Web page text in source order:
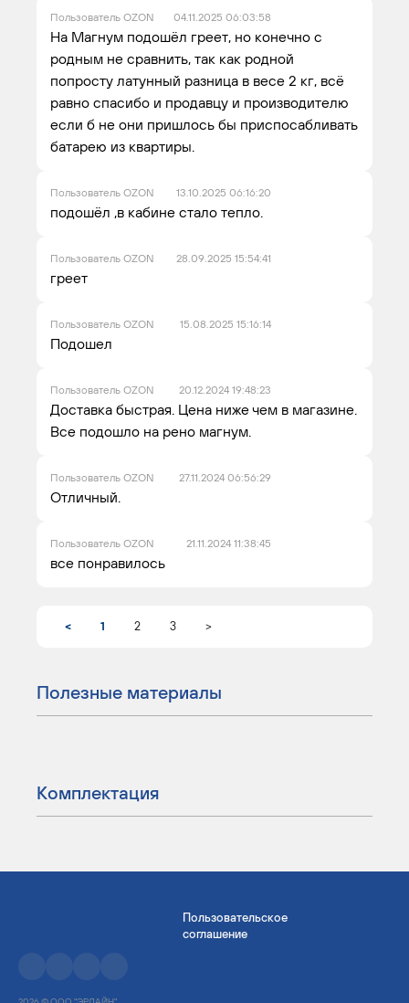
Пользователь OZON 04.11.2025 06:03:58
На Магнум подошёл греет, но конечно с
родным не сравнить, так как родной
попросту латунный разница в весе 2 кг, всё
равно спасибо и продавцу и производителю
если б не они пришлось бы приспосабливать
батарею из квартиры.
Пользователь OZON 13.10.2025 06:16:20
подошёл ,в кабине стало тепло.
Пользователь OZON 28.09.2025 15:54:41
греет
Пользователь OZON 15.08.2025 15:16:14
Подошел
Пользователь OZON 20.12.2024 19:48:23
Доставка быстрая. Цена ниже чем в магазине.
Все подошло на рено магнум.
Пользователь OZON 27.11.2024 06:56:29
Отличный.
Пользователь OZON 21.11.2024 11:38:45
все понравилось
< 1 2 3 >
Полезные материалы
Комплектация
Пользовательское
соглашение